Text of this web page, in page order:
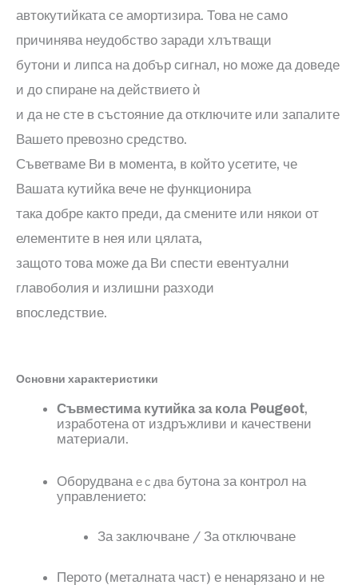
автокутийката се амортизира. Това не само
причинява неудобство заради хлътващи
бутони и липса на добър сигнал, но може да доведе
и до спиране на действието ѝ
и да не сте в състояние да отключите или запалите
Вашето превозно средство.
Съветваме Ви в момента, в който усетите, че
Вашата кутийка вече не функционира
така добре както преди, да смените или някои от
елементите в нея или цялата,
защото това може да Ви спести евентуални
главоболия и излишни разходи
впоследствие.
Основни характеристики
Съвместима кутийка за кола Peugeot,
изработена от издръжливи и качествени
материали.
Оборудвана е с два бутона за контрол на
управлението:
За заключване / За отключване
Перото (металната част) е ненарязано и не